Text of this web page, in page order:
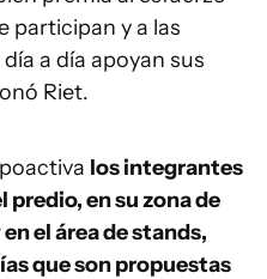
participan y a las
a día apoyan sus
Riet.
los integrantes
en su zona de
el área de stands,
que son propuestas